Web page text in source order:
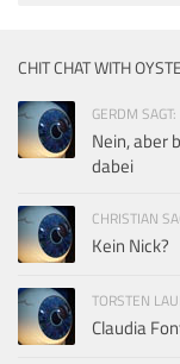
CHIT CHAT WITH
GERDM SAGT:
Nein, aber
dabei
CHRISTIAN
Kein Nick?
TORSTEN
Claudia